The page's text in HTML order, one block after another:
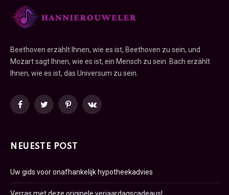
Beethoven erzählt Ihnen, wie es ist, Beethoven zu sein, und
Mozart sagt Ihnen, wie es ist, ein Mensch zu sein. Bach erzählt
Ihnen, wie es ist, das Universum zu sein.
FacebookTwitterPinterestVKontakte
NEUESTE POST
Uw gids voor onafhankelijk hypotheekadvies